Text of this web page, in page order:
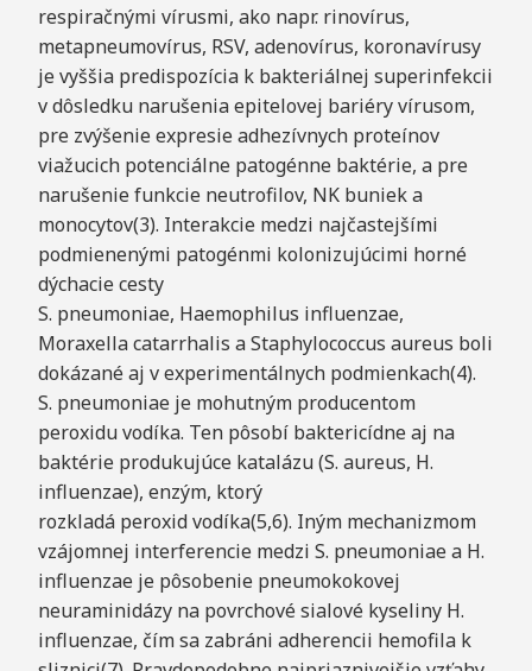
respiračnými vírusmi, ako napr. rinovírus,
metapneumovírus, RSV, adenovírus, koronavírusy
je vyššia predispozícia k bakteriálnej superinfekcii
v dôsledku narušenia epitelovej bariéry vírusom,
pre zvýšenie expresie adhezívnych proteínov
viažucich potenciálne patogénne baktérie, a pre
narušenie funkcie neutrofilov, NK buniek a
monocytov(3). Interakcie medzi najčastejšími
podmienenými patogénmi kolonizujúcimi horné
dýchacie cesty
S. pneumoniae, Haemophilus influenzae,
Moraxella catarrhalis a Staphylococcus aureus boli
dokázané aj v experimentálnych podmienkach(4).
S. pneumoniae je mohutným producentom
peroxidu vodíka. Ten pôsobí baktericídne aj na
baktérie produkujúce katalázu (S. aureus, H.
influenzae), enzým, ktorý
rozkladá peroxid vodíka(5,6). Iným mechanizmom
vzájomnej interferencie medzi S. pneumoniae a H.
influenzae je pôsobenie pneumokokovej
neuraminidázy na povrchové sialové kyseliny H.
influenzae, čím sa zabráni adherencii hemofila k